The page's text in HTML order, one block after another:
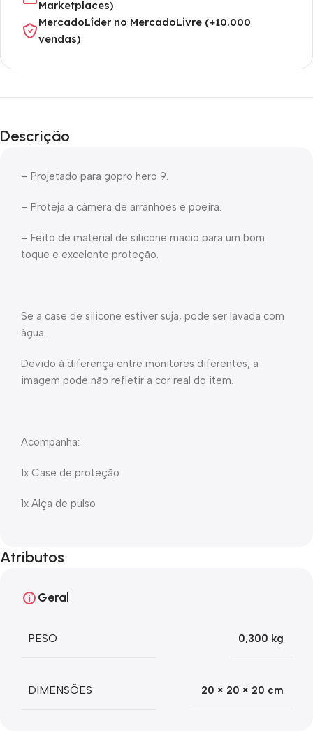
Marketplaces)
MercadoLíder no MercadoLivre (+10.000
vendas)
Descrição
– Projetado para gopro hero 9.
– Proteja a câmera de arranhões e poeira.
– Feito de material de silicone macio para um bom
toque e excelente proteção.
Se a case de silicone estiver suja, pode ser lavada com
água.
Devido à diferença entre monitores diferentes, a
imagem pode não refletir a cor real do item.
Acompanha:
1x Case de proteção
1x Alça de pulso
Atributos
Geral
PESO 0,300 kg
DIMENSÕES 20 × 20 × 20 cm